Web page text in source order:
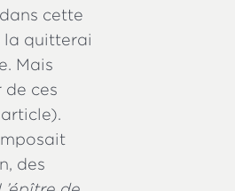
cette
la quitterai
Mais
de ces
article).
des